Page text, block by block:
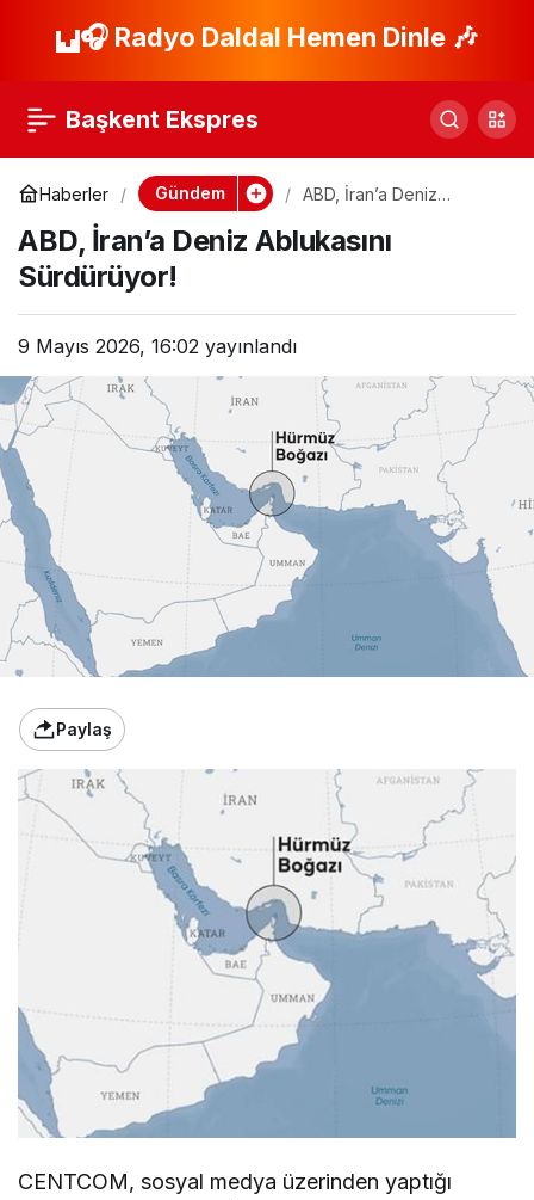
🎧 Radyo Daldal Hemen Dinle 🎶
Başkent Ekspres
Haberler Gündem
ABD, İran’a Deniz
ABD, İran’a Deniz Ablukasını
Sürdürüyor!
9 Mayıs 2026, 16:02 yayınlandı
Paylaş
CENTCOM, sosyal medya üzerinden yaptığı
Erdoğan’dan
Kurban Vekaleti!
Paylaş